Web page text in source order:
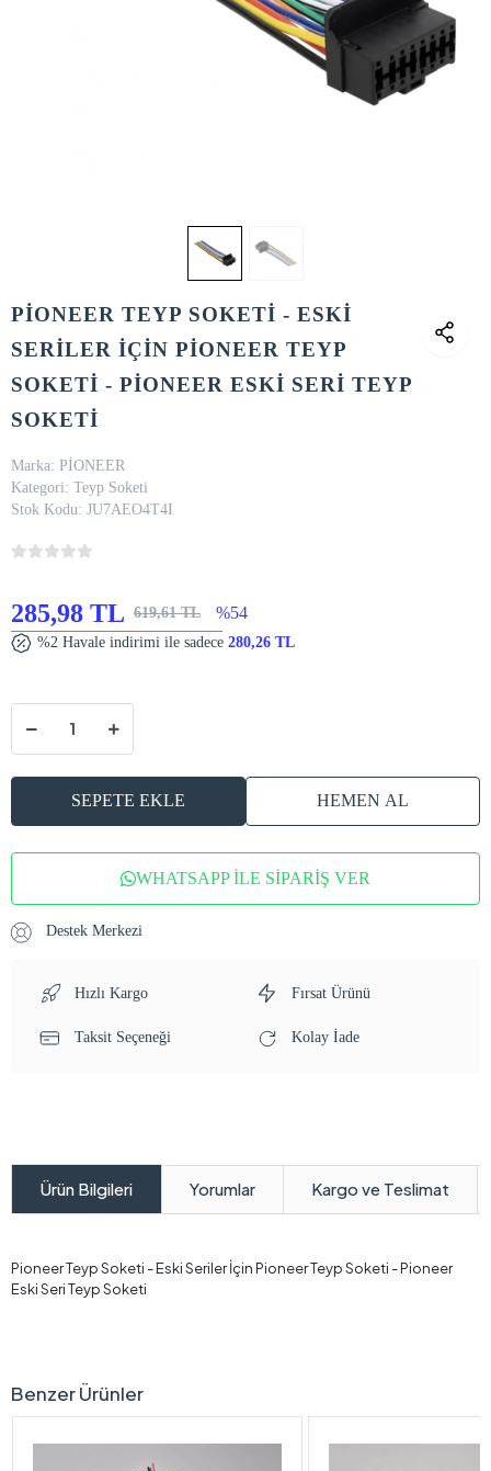
PİONEER TEYP SOKETİ - ESKİ
SERİLER İÇİN PİONEER TEYP
SOKETİ - PİONEER ESKİ SERİ TEYP
SOKETİ
Marka: PİONEER
Kategori: Teyp Soketi
Stok Kodu: JU7AEO4T4I
285,98 TL 619,61 TL %54
%2 Havale indirimi ile sadece 280,26 TL
SEPETE EKLE HEMEN AL
WHATSAPP İLE SİPARİŞ VER
Destek Merkezi
Hızlı Kargo Fırsat Ürünü
Taksit Seçeneği Kolay İade
Ürün Bilgileri Yorumlar Kargo ve Teslimat
Pioneer Teyp Soketi - Eski Seriler İçin Pioneer Teyp Soketi - Pioneer
Eski Seri Teyp Soketi
Benzer Ürünler